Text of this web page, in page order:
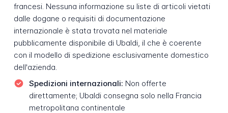
francesi. Nessuna informazione su liste di articoli vietati
dalle dogane o requisiti di documentazione
internazionale è stata trovata nel materiale
pubblicamente disponibile di Ubaldi, il che è coerente
con il modello di spedizione esclusivamente domestico
dell'azienda.
Spedizioni internazionali: Non offerte
direttamente; Ubaldi consegna solo nella Francia
metropolitana continentale